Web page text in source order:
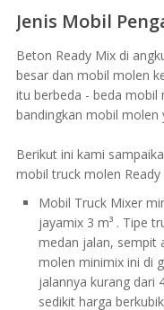
Jenis Mobil
Beton Ready Mix di
besar dan mobil molen
itu berbeda - beda mobil
bandingkan mobil molen
Berikut ini kami
mobil truck molen
Mobil Truck Mixer
jayamix 3 m³ . Tipe
medan jalan, sempit
molen minimix ini di
jalannya kurang dari
sedikit harga